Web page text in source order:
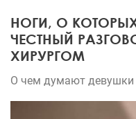
НОГИ, О
ЧЕСТНЫЙ
ХИРУРГОМ
О чем думают девушки